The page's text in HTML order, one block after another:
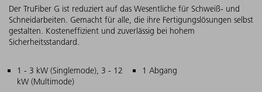
Der TruFiber G ist reduziert auf das Wesentliche für Schweiß- und
Schneidarbeiten. Gemacht für alle, die ihre Fertigungslösungen selbst
gestalten. Kosteneffizient und zuverlässig bei hohem
Sicherheitsstandard.
Hauptmerkmale
1 - 3 kW (Singlemode), 3 - 12
kW (Multimode)
1 Abgang